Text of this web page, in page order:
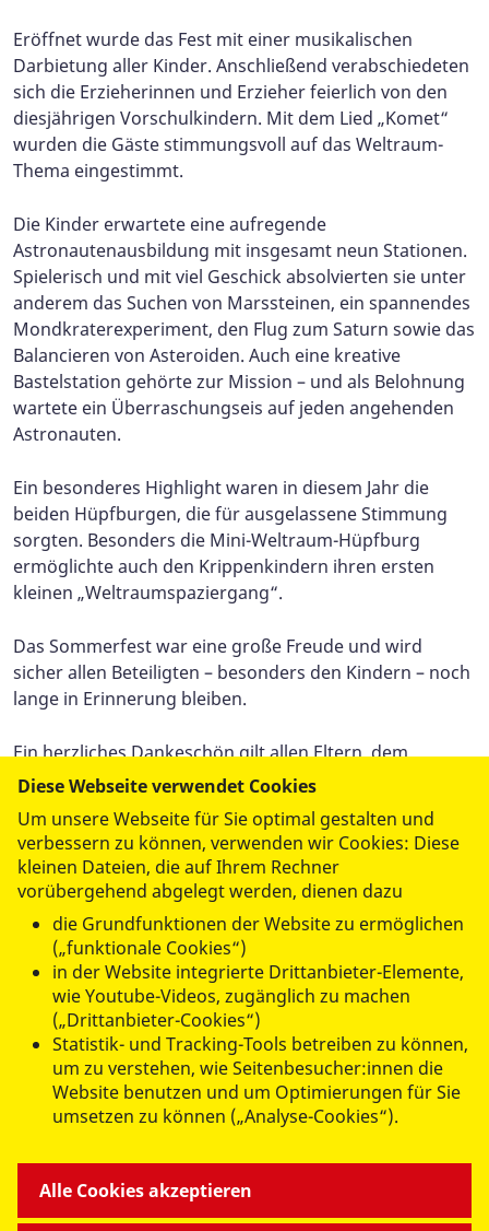
Eröffnet wurde das Fest mit einer musikalischen
Darbietung aller Kinder. Anschließend verabschiedeten
sich die Erzieherinnen und Erzieher feierlich von den
diesjährigen Vorschulkindern. Mit dem Lied „Komet“
wurden die Gäste stimmungsvoll auf das Weltraum-
Thema eingestimmt.
Die Kinder erwartete eine aufregende
Astronautenausbildung mit insgesamt neun Stationen.
Spielerisch und mit viel Geschick absolvierten sie unter
anderem das Suchen von Marssteinen, ein spannendes
Mondkraterexperiment, den Flug zum Saturn sowie das
Balancieren von Asteroiden. Auch eine kreative
Bastelstation gehörte zur Mission – und als Belohnung
wartete ein Überraschungseis auf jeden angehenden
Astronauten.
Ein besonderes Highlight waren in diesem Jahr die
beiden Hüpfburgen, die für ausgelassene Stimmung
sorgten. Besonders die Mini-Weltraum-Hüpfburg
ermöglichte auch den Krippenkindern ihren ersten
kleinen „Weltraumspaziergang“.
Das Sommerfest war eine große Freude und wird
sicher allen Beteiligten – besonders den Kindern – noch
lange in Erinnerung bleiben.
Ein herzliches Dankeschön gilt allen Eltern, dem
Elternrat sowie dem engagierten Kita-Team, die mit
ihrer Hilfe diesen besonderen Tag ermöglicht haben.
datenschutzkonform mitShariff
Diese Webseite verwendet Cookies
Um unsere Webseite für Sie optimal gestalten und
verbessern zu können, verwenden wir Cookies: Diese
kleinen Dateien, die auf Ihrem Rechner
vorübergehend abgelegt werden, dienen dazu
die Grundfunktionen der Website zu ermöglichen
(„funktionale Cookies“)
in der Website integrierte Drittanbieter-Elemente,
wie Youtube-Videos, zugänglich zu machen
(„Drittanbieter-Cookies“)
Statistik- und Tracking-Tools betreiben zu können,
um zu verstehen, wie Seitenbesucher:innen die
Website benutzen und um Optimierungen für Sie
umsetzen zu können („Analyse-Cookies“).
Alle Cookies akzeptieren